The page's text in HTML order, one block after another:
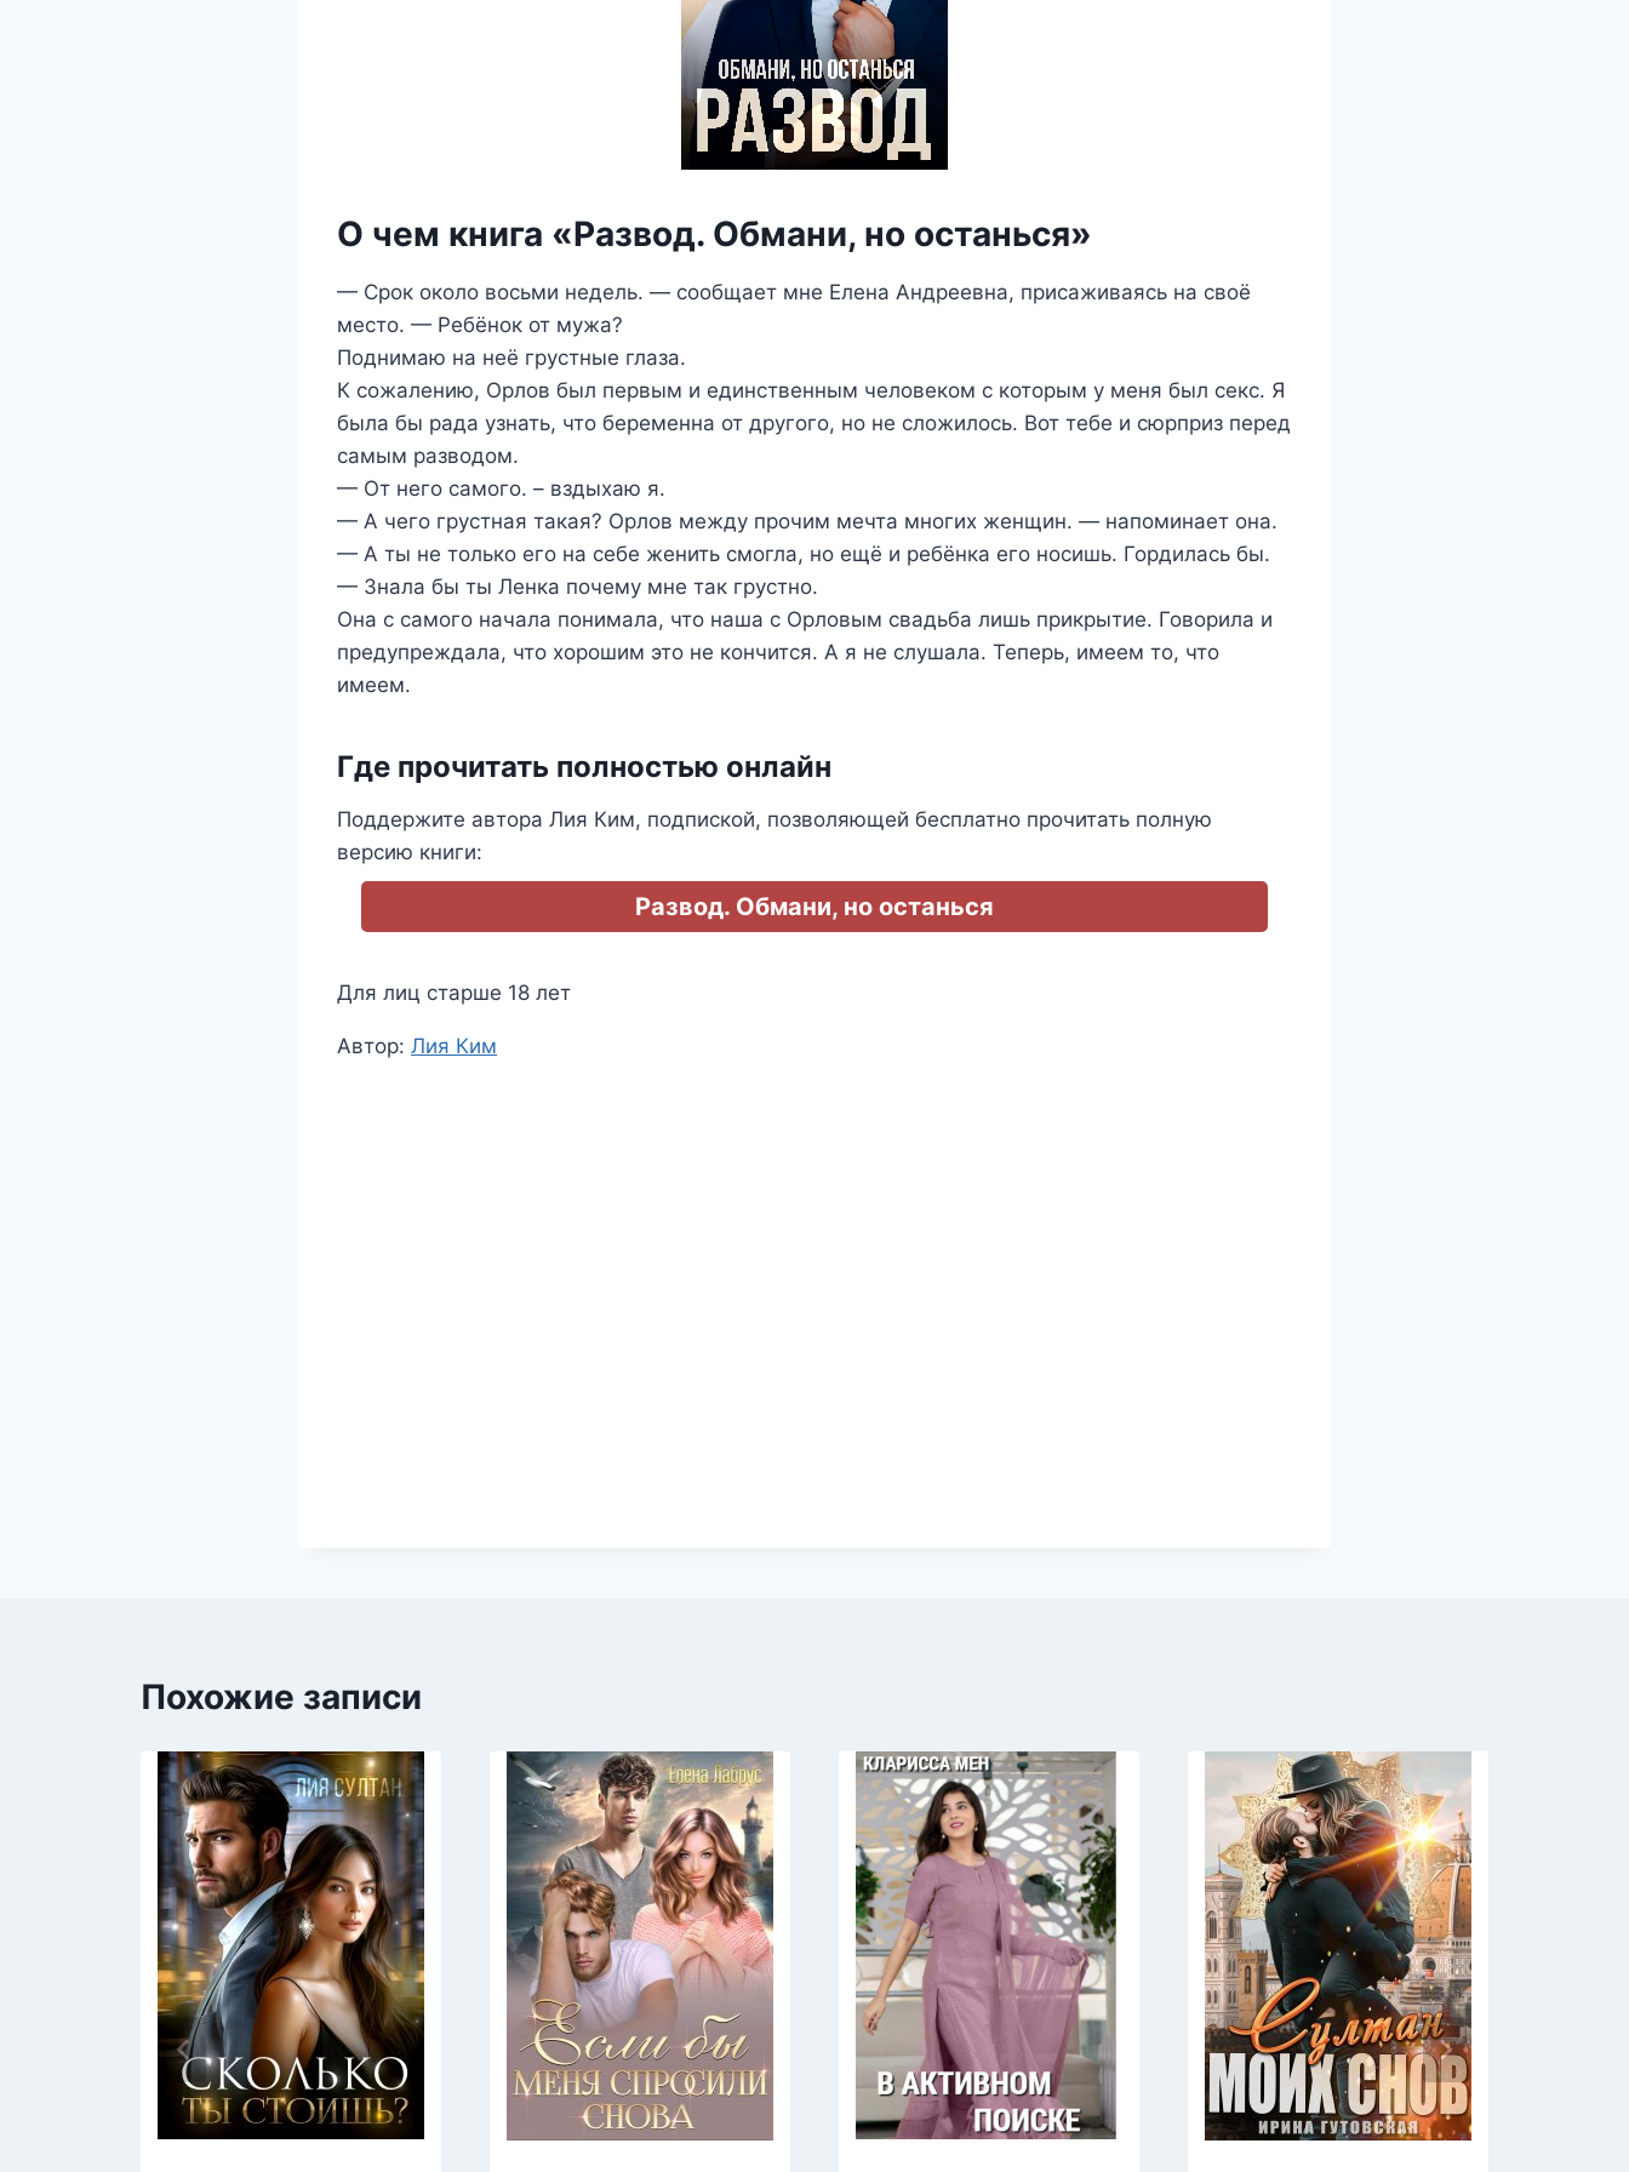
О чем книга «Развод. Обмани, но останься»
— Срок около восьми недель. — сообщает мне Елена Андреевна, присаживаясь на своё
место. — Ребёнок от мужа?
Поднимаю на неё грустные глаза.
К сожалению, Орлов был первым и единственным человеком с которым у меня был секс. Я
была бы рада узнать, что беременна от другого, но не сложилось. Вот тебе и сюрприз перед
самым разводом.
— От него самого. – вздыхаю я.
— А чего грустная такая? Орлов между прочим мечта многих женщин. — напоминает она.
— А ты не только его на себе женить смогла, но ещё и ребёнка его носишь. Гордилась бы.
— Знала бы ты Ленка почему мне так грустно.
Она с самого начала понимала, что наша с Орловым свадьба лишь прикрытие. Говорила и
предупреждала, что хорошим это не кончится. А я не слушала. Теперь, имеем то, что
имеем.
Где прочитать полностью онлайн
Поддержите автора Лия Ким, подпиской, позволяющей бесплатно прочитать полную
версию книги:
Развод. Обмани, но останься
Для лиц старше 18 лет
Метки
Автор: Лия Ким
Похожие записи